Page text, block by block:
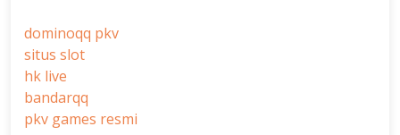
dominoqq pkv
situs slot
hk live
bandarqq
pkv games resmi